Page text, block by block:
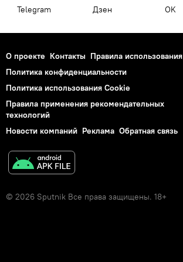
Telegram Дзен OK
О проекте Контакты Правила использования
Политика конфиденциальности
Политика использования Cookie
Правила применения рекомендательных
технологий
Новости компаний Реклама Обратная связь
© 2026 Sputnik Все права защищены. 18+